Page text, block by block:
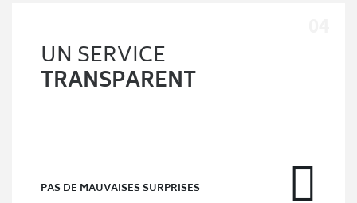
UN SERVICE
TRANSPARENT
PAS DE MAUVAISES SURPRISES